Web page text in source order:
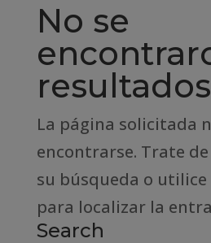
No se
resultados
La página solicitada
encontrarse. Trate
su búsqueda o utilice
para localizar la
Search